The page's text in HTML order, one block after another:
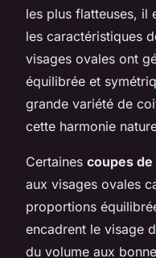
les plus flatteuses, il
les caractéristiques
visages ovales ont
équilibrée et
grande variété de
cette harmonie
Certaines coupes
aux visages ovales
proportions
encadrent le visage
du volume aux